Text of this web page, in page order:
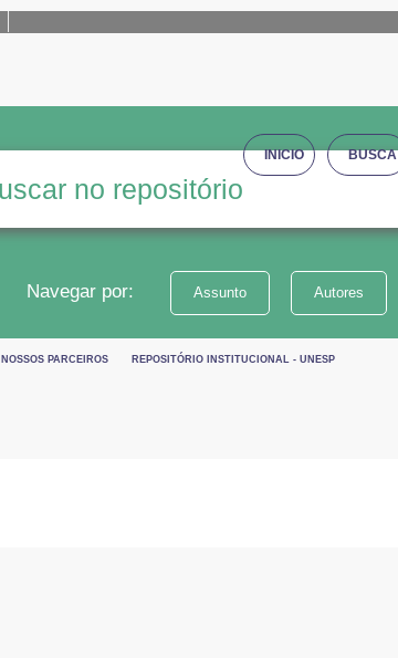
INICIO BUSCA
Navegar por: Assunto Autores
NOSSOS PARCEIROS REPOSITÓRIO INSTITUCIONAL - UNESP